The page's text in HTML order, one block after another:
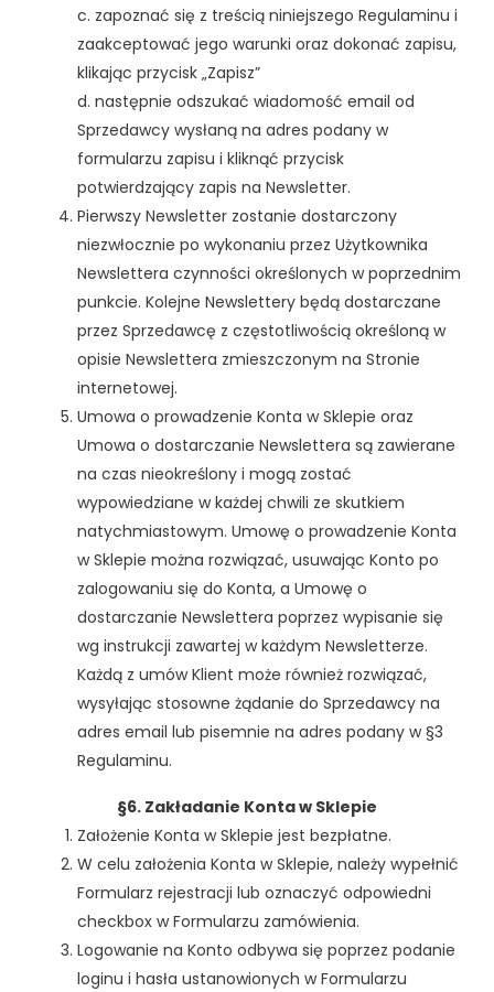
c. zapoznać się z treścią niniejszego Regulaminu i
zaakceptować jego warunki oraz dokonać zapisu,
klikając przycisk „Zapisz”
d. następnie odszukać wiadomość email od
Sprzedawcy wysłaną na adres podany w
formularzu zapisu i kliknąć przycisk
potwierdzający zapis na Newsletter.
Pierwszy Newsletter zostanie dostarczony
niezwłocznie po wykonaniu przez Użytkownika
Newslettera czynności określonych w poprzednim
punkcie. Kolejne Newslettery będą dostarczane
przez Sprzedawcę z częstotliwością określoną w
opisie Newslettera zmieszczonym na Stronie
internetowej.
Umowa o prowadzenie Konta w Sklepie oraz
Umowa o dostarczanie Newslettera są zawierane
na czas nieokreślony i mogą zostać
wypowiedziane w każdej chwili ze skutkiem
natychmiastowym. Umowę o prowadzenie Konta
w Sklepie można rozwiązać, usuwając Konto po
zalogowaniu się do Konta, a Umowę o
dostarczanie Newslettera poprzez wypisanie się
wg instrukcji zawartej w każdym Newsletterze.
Każdą z umów Klient może również rozwiązać,
wysyłając stosowne żądanie do Sprzedawcy na
adres email lub pisemnie na adres podany w §3
Regulaminu.
§6. Zakładanie Konta w Sklepie
Założenie Konta w Sklepie jest bezpłatne.
W celu założenia Konta w Sklepie, należy wypełnić
Formularz rejestracji lub oznaczyć odpowiedni
checkbox w Formularzu zamówienia.
Logowanie na Konto odbywa się poprzez podanie
loginu i hasła ustanowionych w Formularzu